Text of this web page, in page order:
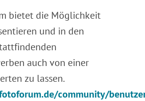
bietet die Möglichkeit
und in den
auch von einer
zu lassen.
community/